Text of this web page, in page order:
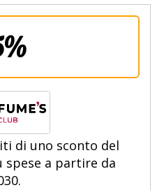
di uno sconto del
spese a partire da